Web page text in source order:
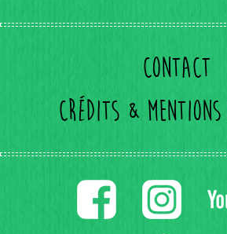
Contact
Crédits &